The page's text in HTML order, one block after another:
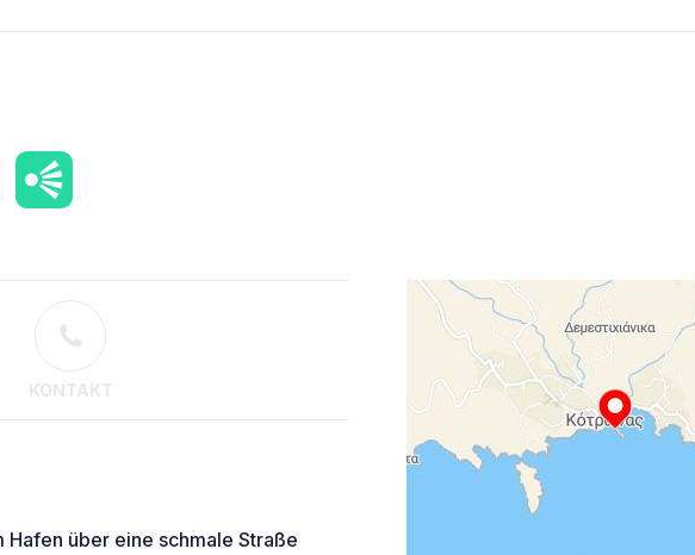
KONTAKT
Hafen über eine schmale Straße